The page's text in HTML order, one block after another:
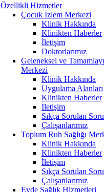
Özellikli Hizmetler
Çocuk İzlem Merkezi
Klinik Hakkında
Klinikten Haberler
İletişim
Doktorlarımız
Geleneksel ve
Merkezi
Klinik Hakkında
Uygulama Alanları
Klinikten Haberler
İletişim
Sıkça Sorulan
Çalışanlarımız
Toplum Ruh Sağlığı
Klinik Hakkında
Klinikten Haberler
İletişim
Sıkça Sorulan
Çalışanlarımız
Evde Sağlık Hizmetleri